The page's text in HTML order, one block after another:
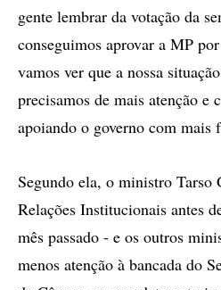
gente lembrar da votação da
conseguimos aprovar a MP
vamos ver que a nossa
precisamos de mais atenção e
apoiando o governo com mais
Segundo ela, o ministro Tarso
Relações Institucionais antes
mês passado - e os outros
menos atenção à bancada do